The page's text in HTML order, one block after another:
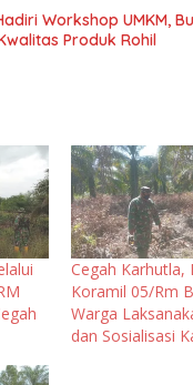
Workshop UMKM,
Produk Rohil
Cegah Karhutla,
Koramil 05/Rm
Warga
dan Sosialisasi